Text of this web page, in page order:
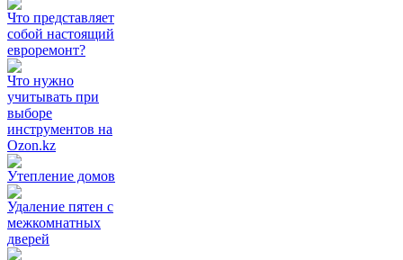
Что представляет
собой настоящий
евроремонт?
Что нужно
учитывать при
выборе
инструментов на
Ozon.kz
Утепление домов
Удаление пятен с
межкомнатных
дверей